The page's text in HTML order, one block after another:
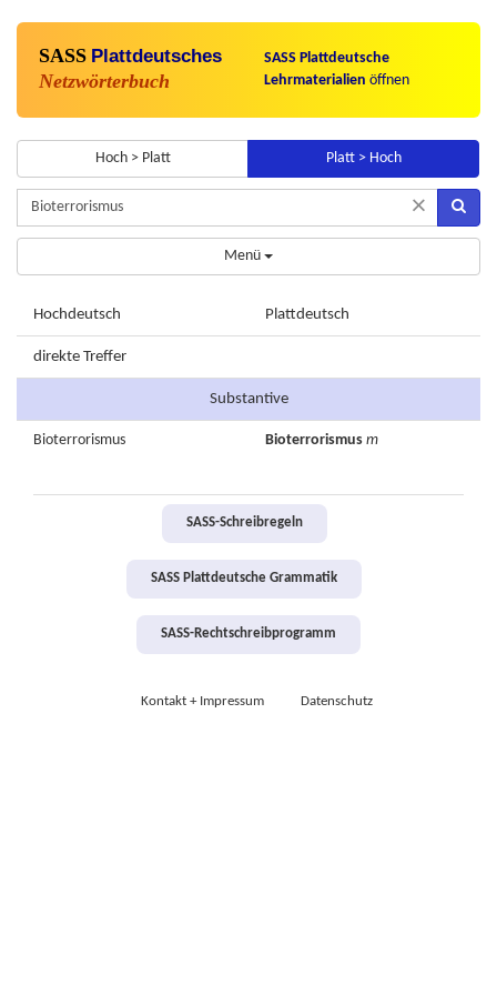
SASS Plattdeutsches
Netzwörterbuch
SASS Plattdeutsche
Lehrmaterialien öffnen
Hoch > Platt Platt > Hoch
×
Menü
Hochdeutsch Plattdeutsch
direkte Treffer
Substantive
Bioterrorismus Bioterrorismus m
SASS-Schreibregeln
SASS Plattdeutsche Grammatik
SASS-Rechtschreibprogramm
Kontakt + Impressum Datenschutz